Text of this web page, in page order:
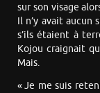
sur son visage
Il n’y avait aucun
s’ils étaient à
Kojou craignait
Mais.
« Je me suis